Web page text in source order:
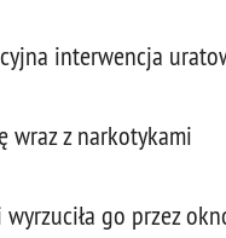
interwencja
wraz z narkotykami
go przez